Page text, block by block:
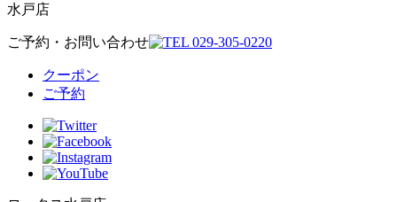
水戸店
ご予約・お問い合わせ
クーポン
ご予約